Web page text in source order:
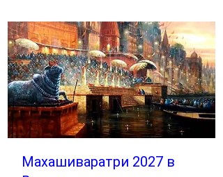
Махашиваратри 2027 в